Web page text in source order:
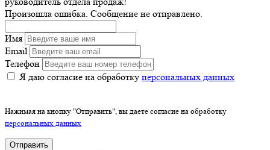
Произошла ошибка. Сообщение не отправлено.
Имя
Email
Телефон
Я даю согласие на обработку персональных данных
Нажимая на кнопку "Отправить", вы даете согласие на обработку
персональных данных
Отправить